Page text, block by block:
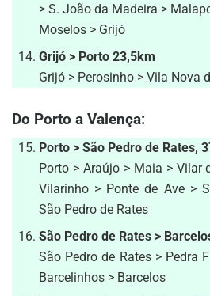
> S. João da Madeira >
Moselos > Grijó
Grijó > Porto 23,5km
Grijó > Perosinho > Vila Nova
Do Porto a Valença:
Porto > São Pedro de Rates,
Porto > Araújo > Maia > Vilar
Vilarinho > Ponte de Ave >
São Pedro de Rates
São Pedro de Rates >
São Pedro de Rates > Pedra
Barcelinhos > Barcelos